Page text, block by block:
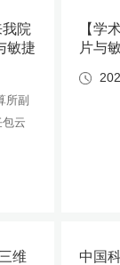
院
敏捷
所副
云
【学
片与
维
中国